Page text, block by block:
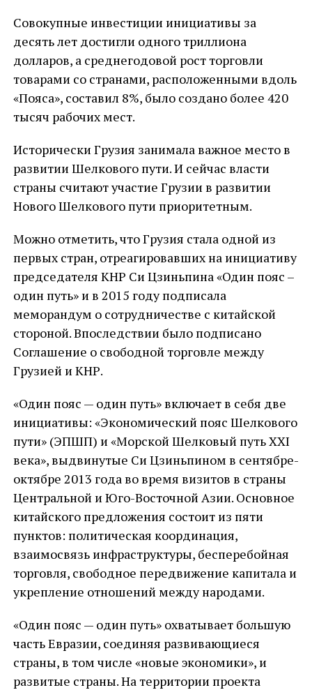
Совокупные инвестиции инициативы за
десять лет достигли одного триллиона
долларов, а среднегодовой рост торговли
товарами со странами, расположенными вдоль
«Пояса», составил 8%, было создано более 420
тысяч рабочих мест.
Исторически Грузия занимала важное место в
развитии Шелкового пути. И сейчас власти
страны считают участие Грузии в развитии
Нового Шелкового пути приоритетным.
Можно отметить, что Грузия стала одной из
первых стран, отреагировавших на инициативу
председателя КНР Си Цзиньпина «Один пояс –
один путь» и в 2015 году подписала
меморандум о сотрудничестве с китайской
стороной. Впоследствии было подписано
Соглашение о свободной торговле между
Грузией и КНР.
«Один пояс — один путь» включает в себя две
инициативы: «Экономический пояс Шелкового
пути» (ЭПШП) и «Морской Шелковый путь XXI
века», выдвинутые Си Цзиньпином в сентябре-
октябре 2013 года во время визитов в страны
Центральной и Юго-Восточной Азии. Основное
китайского предложения состоит из пяти
пунктов: политическая координация,
взаимосвязь инфраструктуры, бесперебойная
торговля, свободное передвижение капитала и
укрепление отношений между народами.
«Один пояс — один путь» охватывает большую
часть Евразии, соединяя развивающиеся
страны, в том числе «новые экономики», и
развитые страны. На территории проекта